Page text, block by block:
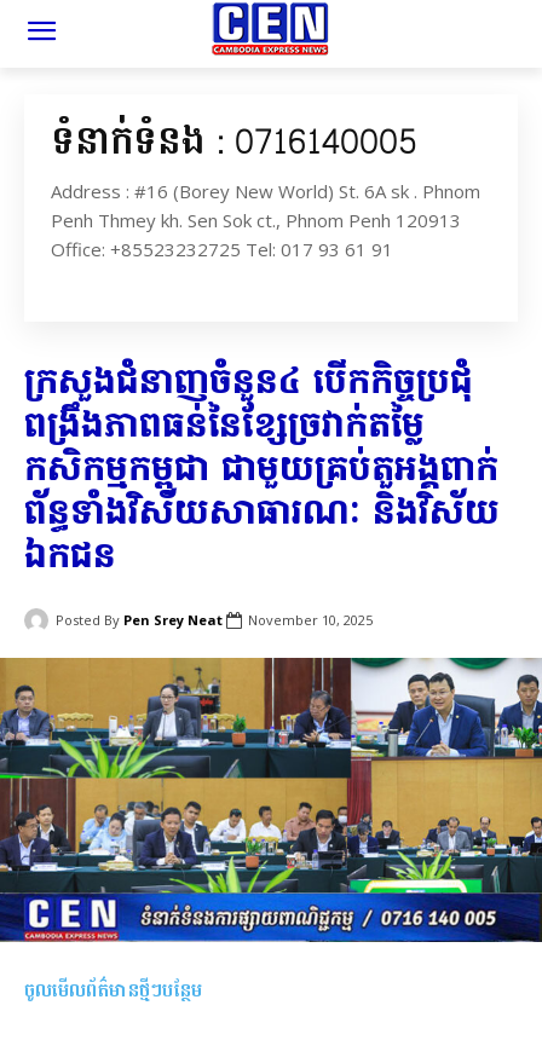
ទំនាក់ទំនង : 0716140005
Address : #16 (Borey New World) St. 6A sk . Phnom
Penh Thmey kh. Sen Sok ct., Phnom Penh 120913
Office: +85523232725 Tel: 017 93 61 91
ក្រសួងជំនាញចំនួន៤ បើកកិច្ចប្រជុំ​
ពង្រឹងភាពធន់នៃខ្សែច្រវាក់តម្លៃ
កសិកម្មកម្ពុជា ជាមួយគ្រប់តួអង្គពាក់
ព័ន្ធទាំងវិស័យសាធារណៈ និងវិស័យ
ឯកជន
Posted By Pen Srey Neat November 10, 2025
ចូលមើលព័ត៌មានថ្មីៗបន្ថែម